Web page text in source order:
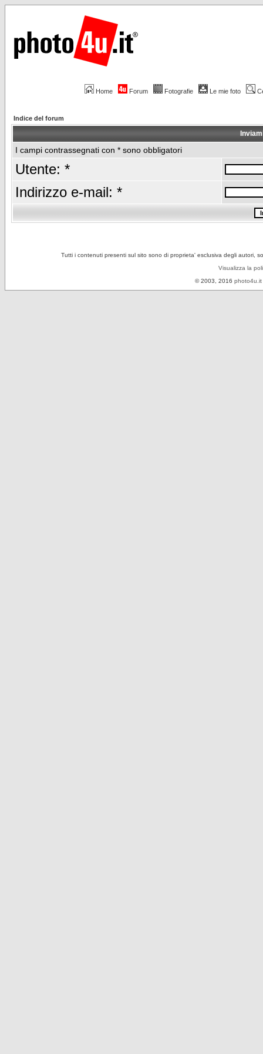
Home Forum Fotografie Le mie foto
Indice del forum
I campi contrassegnati con * sono obbligatori
Utente: *
Indirizzo e-mail: *
Tutti i contenuti presenti sul sito sono di proprieta' esclusiva degli autori,
Visualizza la
© 2003, 2016 photo4u.it